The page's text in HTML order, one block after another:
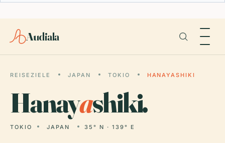
Audiala
REISEZIELE JAPAN TOKIO HANAYASHIKI
Hanayashiki.
TOKIO JAPAN 35° N · 139° E